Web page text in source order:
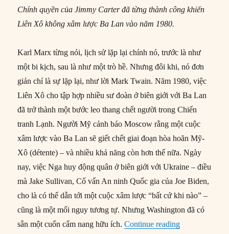
Chính quyền của Jimmy Carter đã từng thành công khiến
Liên Xô không xâm lược Ba Lan vào năm 1980.
Karl Marx từng nói, lịch sử lặp lại chính nó, trước là như
một bi kịch, sau là như một trò hề. Nhưng đôi khi, nó đơn
giản chỉ là sự lặp lại, như lời Mark Twain. Năm 1980, việc
Liên Xô cho tập hợp nhiều sư đoàn ở biên giới với Ba Lan
đã trở thành một bước leo thang chết người trong Chiến
tranh Lạnh. Người Mỹ cảnh báo Moscow rằng một cuộc
xâm lược vào Ba Lan sẽ giết chết giai đoạn hòa hoãn Mỹ-
Xô (détente) – và nhiều khả năng còn hơn thế nữa. Ngày
nay, việc Nga huy động quân ở biên giới với Ukraine – điều
mà Jake Sullivan, Cố vấn An ninh Quốc gia của Joe Biden,
cho là có thể dẫn tới một cuộc xâm lược “bất cứ khi nào” –
cũng là một mối nguy tương tự. Nhưng Washington đã có
sẵn một cuốn cẩm nang hữu ích.Continue reading“Biden nên sử